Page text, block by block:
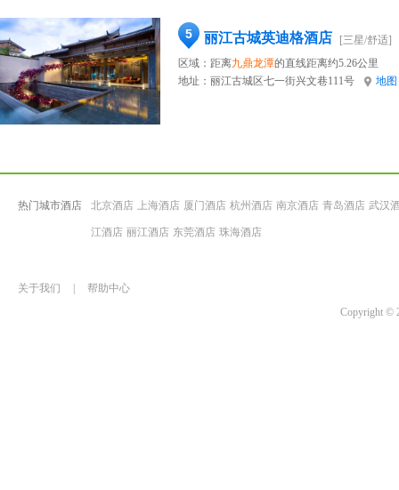
5 丽江古城英迪格酒店
[三星/舒适]
区域：距离九鼎龙潭的直线距离约5.26公里
地址： 丽江古城区七一街兴文巷111号 地图
热门城市酒店 北京酒店 上海酒店 厦门酒店 杭州酒店 南京酒店 青岛酒店 武汉
江酒店 丽江酒店 东莞酒店 珠海酒店
关于我们
帮助中心
Copyright ©